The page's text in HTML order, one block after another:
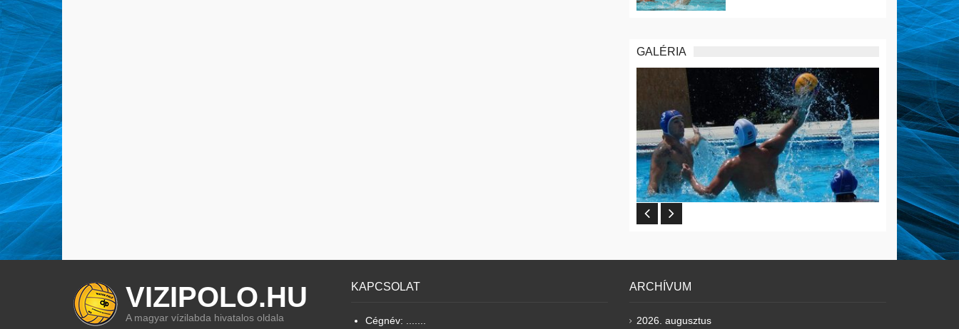
GALÉRIA
VIZIPOLO.HU
A magyar vízilabda hivatalos oldala
KAPCSOLAT
Cégnév: .......
ARCHÍVUM
2026. augusztus